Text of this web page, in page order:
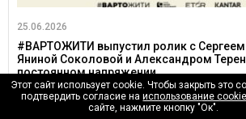
25.06.2026
#ВАРТОЖИТИ выпустил ролик с
Яниной Соколовой и Александром
постоянном напряжении
0 3201
Этот сайт использует cookie. Чтобы закрыть это
подтвердить согласие наиспользование cookie
сайте, нажмите кнопку "Ок".